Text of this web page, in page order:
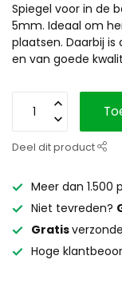
Spiegel voor in de
5mm. Ideaal om
plaatsen. Daarbij
en van goede
Deel dit product
Meer dan 1.500
Niet tevreden?
Gratis
Hoge